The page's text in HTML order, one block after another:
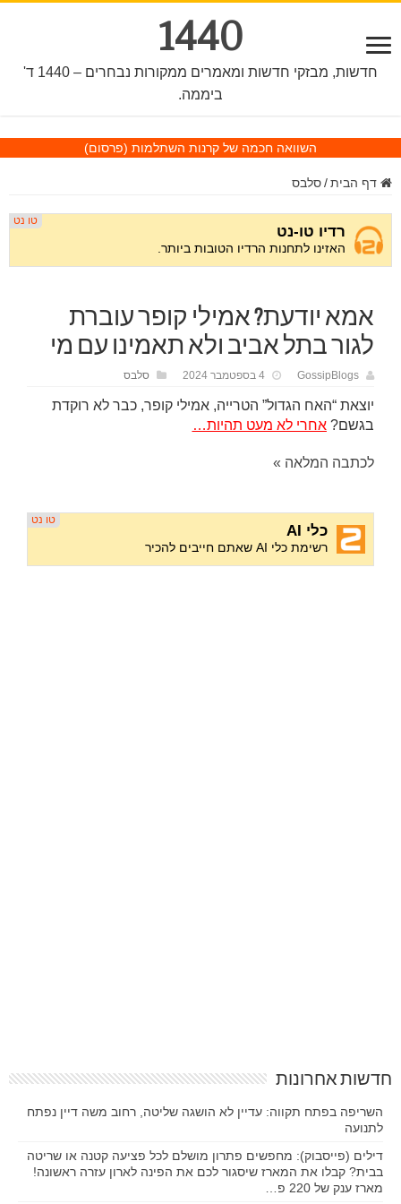
1440
חדשות, מבזקי חדשות ומאמרים ממקורות נבחרים – 1440 ד'
ביממה.
השוואה חכמה של קרנות השתלמות (פרסום)
דף הבית / סלבס
אמא יודעת? אמילי קופר עוברת
לגור בתל אביב ולא תאמינו עם מי
GossipBlogs 4 בספטמבר 2024 סלבס
יוצאת “האח הגדול” הטרייה, אמילי קופר, כבר לא רוקדת
בגשם?אחרי לא מעט תהיות…
לכתבה המלאה »
חדשות אחרונות
השריפה בפתח תקווה: עדיין לא הושגה שליטה, רחוב משה דיין נפתח
לתנועה
דילים (פייסבוק): מחפשים פתרון מושלם לכל פציעה קטנה או שריטה
בבית? קבלו את המארז שיסגור לכם את הפינה לארון עזרה ראשונה!
מארז ענק של 220 פ…